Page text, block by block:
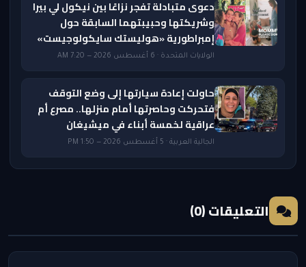
دعوى متبادلة تفجر نزاعًا بين نيكول لي بيرا
وشريكتها وحبيبتهما السابقة حول
إمبراطورية «هوليستك سايكولوجيست»
الولايات المتحدة · 6 أغسطس 2026 — 7:20 AM
حاولت إعادة سيارتها إلى وضع التوقف
فتحركت وحاصرتها أمام منزلها.. مصرع أم
عراقية لخمسة أبناء في ميشيغان
الجالية العربية · 5 أغسطس 2026 — 1:50 PM
التعليقات (0)